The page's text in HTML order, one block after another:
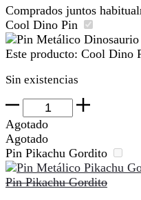
Comprados juntos
Cool Dino Pin
Este producto: Cool Dino
Sin existencias
Cool
Dino
Pin
cantidad
Agotado
Agotado
Pin Pikachu Gordito
Pin Pikachu Gordito